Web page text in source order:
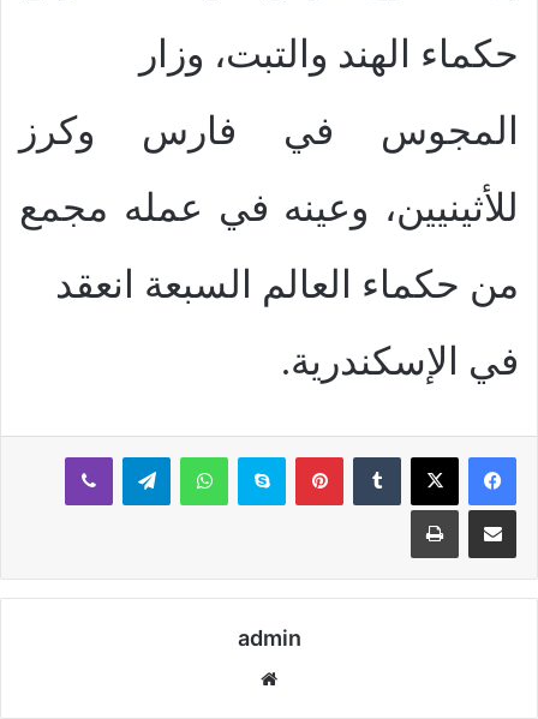
حكماء الهند والتبت، وزار
المجوس في فارس وكرز
للأثينيين، وعينه في عمله مجمع
من حكماء العالم السبعة انعقد
في الإسكندرية.
بينتيريستسكايب واتساب تيلقرام ڤايبر
مشاركة عبر البريد طباعة
admin